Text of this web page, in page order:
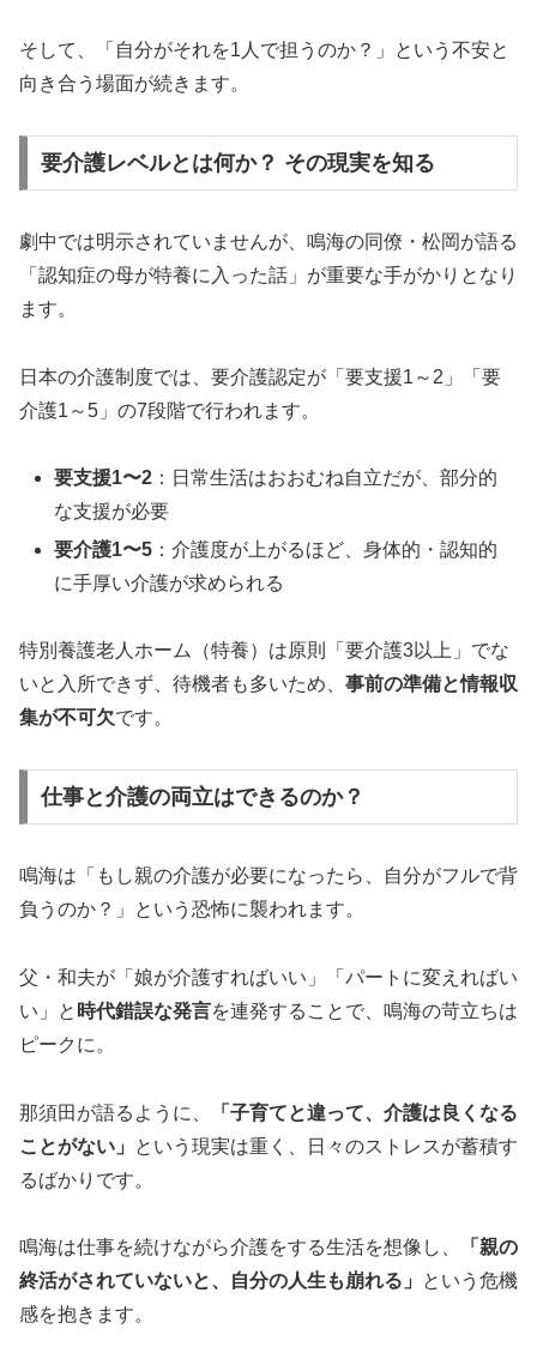
そして、「自分がそれを1人で担うのか？」という不安と
向き合う場面が続きます。
要介護レベルとは何か？ その現実を知る
劇中では明示されていませんが、鳴海の同僚・松岡が語る
「認知症の母が特養に入った話」が重要な手がかりとなり
ます。
日本の介護制度では、要介護認定が「要支援1～2」「要
介護1～5」の7段階で行われます。
要支援1〜2 ：日常生活はおおむね自立だが、部分的
な支援が必要
要介護1〜5 ：介護度が上がるほど、身体的・認知的
に手厚い介護が求められる
特別養護老人ホーム（特養）は原則「要介護3以上」でな
いと入所できず、待機者も多いため、 事前の準備と情報収
集が不可欠です。
仕事と介護の両立はできるのか？
鳴海は「もし親の介護が必要になったら、自分がフルで背
負うのか？」という恐怖に襲われます。
父・和夫が「娘が介護すればいい」「パートに変えればい
い」と 時代錯誤な発言を連発することで、鳴海の苛立ちは
ピークに。
那須田が語るように、
「子育てと違って、介護は良くなる
ことがない」
という現実は重く、日々のストレスが蓄積す
るばかりです。
鳴海は仕事を続けながら介護をする生活を想像し、
「親の
終活がされていないと、自分の人生も崩れる」
という危機
感を抱きます。